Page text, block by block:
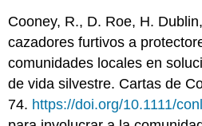
Cooney, R., D. Roe, H.
cazadores furtivos a
comunidades locales en
de vida silvestre. Cartas de
74. https://doi.org/10.1111/